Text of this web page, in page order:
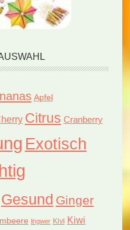
Apfel
Citrus Cranberry
Exotisch
Gesund Ginger
Ingwer Kivi Kiwi